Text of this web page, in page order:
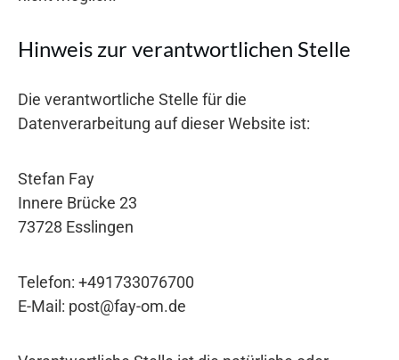
Hinweis zur verantwortlichen Stelle
Die verantwortliche Stelle für die
Datenverarbeitung auf dieser Website ist:
Stefan Fay
Innere Brücke 23
73728 Esslingen
Telefon: +491733076700
E-Mail: post@fay-om.de